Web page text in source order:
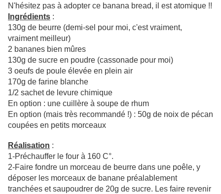
N'hésitez pas à adopter ce banana bread, il est atomique !!
Ingrédients :
130g de beurre (demi-sel pour moi, c'est vraiment,
vraiment meilleur)
2 bananes bien mûres
130g de sucre en poudre (cassonade pour moi)
3 oeufs de poule élevée en plein air
170g de farine blanche
1/2 sachet de levure chimique
En option : une cuillère à soupe de rhum
En option (mais très recommandé !) : 50g de noix de pécan
coupées en petits morceaux
Réalisation :
1-Préchauffer le four à 160 C°.
2-Faire fondre un morceau de beurre dans une poêle, y
déposer les morceaux de banane préalablement
tranchées et saupoudrer de 20g de sucre. Les faire revenir